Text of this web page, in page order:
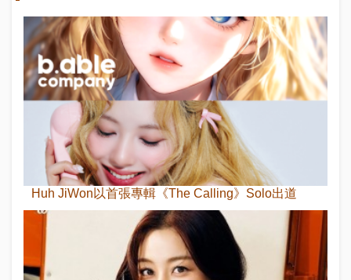
Huh JiWon以首張專輯《The Calling》Solo出道